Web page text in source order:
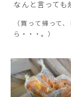
なんと言っても
（買って帰って
ら・・・。）